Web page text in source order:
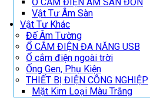
Ổ CẮM ĐIỆN ÂM SÀN ĐƠN
Vật Tư Âm Sàn
Vật Tư Khác
Đế Âm Tường
Ổ CẮM ĐIỆN ĐA NĂNG USB
Ổ cắm điện ngoài trời
Ống Gen, Phụ Kiện
THIẾT BỊ ĐIỆN CÔNG NGHIỆP
Mặt Kim Loại Màu Trắng